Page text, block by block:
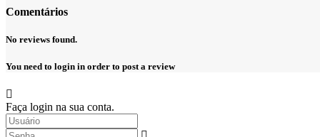
Comentários
No reviews found.
You need to login in order to post a review
Faça login na sua conta.